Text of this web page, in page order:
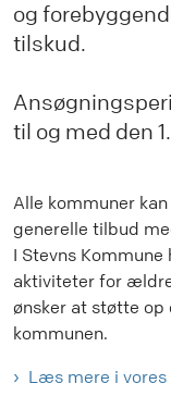
og
tilskud.
til og med den
Alle kommuner
generelle tilbud
I Stevns
aktiviteter for
ønsker at støtte
kommunen.
Læs mere i